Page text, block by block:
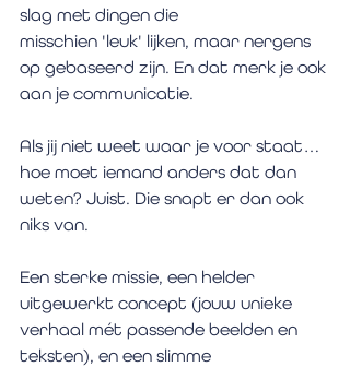
slag met dingen die
misschien 'leuk' lijken, maar nergens
op gebaseerd zijn. En dat merk je ook
aan je communicatie.
Als jij niet weet waar je voor staat…
hoe moet iemand anders dat dan
weten? Juist. Die snapt er dan ook
niks van.
Een sterke missie, een helder
uitgewerkt concept (jouw unieke
verhaal mét passende beelden en
teksten), en een slimme